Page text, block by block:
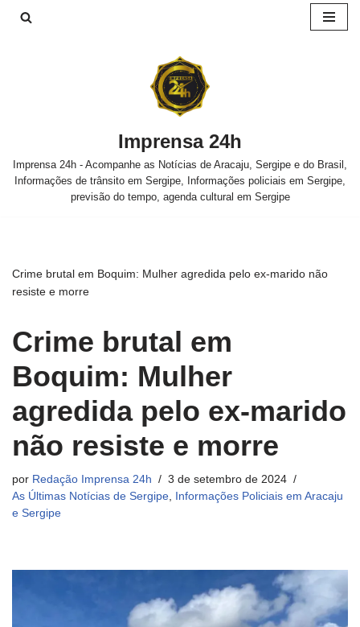
Imprensa 24h
Imprensa 24h - Acompanhe as Notícias de Aracaju, Sergipe e do Brasil,
Informações de trânsito em Sergipe, Informações policiais em Sergipe,
previsão do tempo, agenda cultural em Sergipe
Crime brutal em Boquim: Mulher agredida pelo ex-marido não
resiste e morre
Crime brutal em
Boquim: Mulher
agredida pelo ex-marido
não resiste e morre
por Redação Imprensa 24h
3 de setembro de 2024
As Últimas Notícias de Sergipe,
Informações Policiais em Aracaju
e Sergipe